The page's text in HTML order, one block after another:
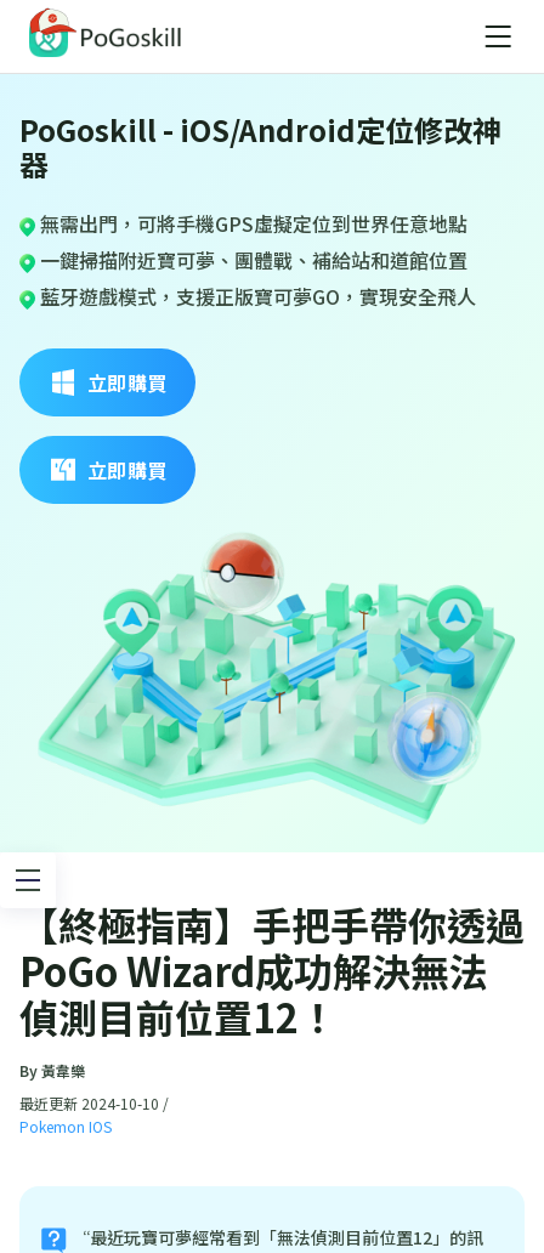
PoGoskill - iOS/Android定位修改神
器
無需出門，可將手機GPS虛擬定位到世界任意地點
一鍵掃描附近寶可夢、團體戰、補給站和道館位置
藍牙遊戲模式，支援正版寶可夢GO，實現安全飛人
立即購買
立即購買
【終極指南】手把手帶你透過
PoGo Wizard成功解決無法
偵測目前位置12！
By 黃韋樂
最近更新 2024-10-10 /
Pokemon IOS
“最近玩寶可夢經常看到「無法偵測目前位置12」的訊